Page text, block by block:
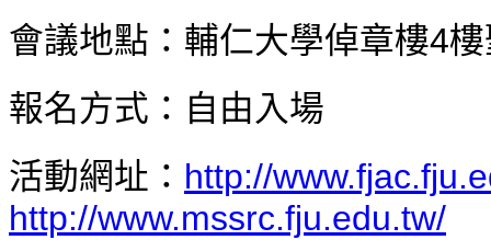
會議地點：輔仁大學倬章樓4
報名方式：自由入場
活動網址： http://
http://www.mssrc.fju.edu.tw/